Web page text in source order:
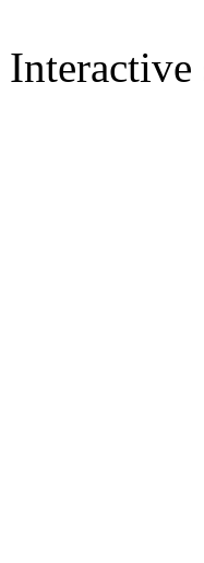
Interactive